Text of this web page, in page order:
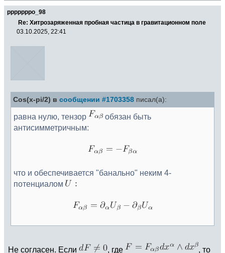
pppppppo_98
Re: Хитрозаряженная пробная частица в гравитационном поле
03.10.2025, 22:41
Cos(x-pi/2) в сообщении #1703358 писал(а):
равна нулю, тензор
обязан быть
антисимметричным:
что и обеспечивается "банально" неким 4-
потенциалом
Не согласен. Если , где
, то